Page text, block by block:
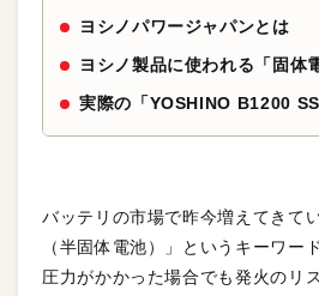
ヨシノパワージャパンとは
ヨシノ製品に使われる「固体
実際の「YOSHINO B1200
バッテリの市場で昨今増えてきて
（半固体電池）」というキーワー
圧力がかかった場合でも発火のリ